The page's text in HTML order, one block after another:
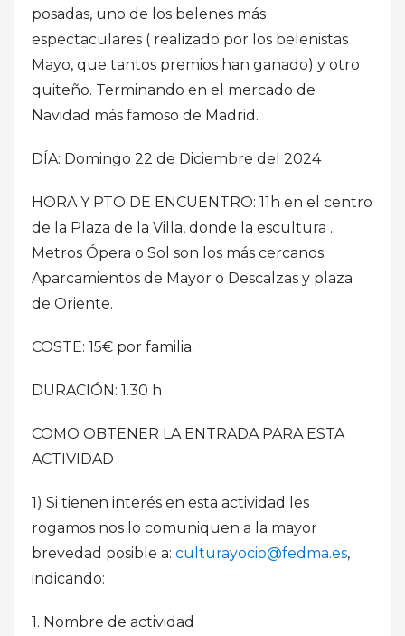
posadas, uno de los belenes más
espectaculares ( realizado por los belenistas
Mayo, que tantos premios han ganado) y otro
quiteño. Terminando en el mercado de
Navidad más famoso de Madrid.
DÍA: Domingo 22 de Diciembre del 2024
HORA Y PTO DE ENCUENTRO: 11h en el centro
de la Plaza de la Villa, donde la escultura .
Metros Ópera o Sol son los más cercanos.
Aparcamientos de Mayor o Descalzas y plaza
de Oriente.
COSTE: 15€ por familia.
DURACIÓN: 1.30 h
COMO OBTENER LA ENTRADA PARA ESTA
ACTIVIDAD
1) Si tienen interés en esta actividad les
rogamos nos lo comuniquen a la mayor
brevedad posible a: culturayocio@fedma.es,
indicando:
1. Nombre de actividad